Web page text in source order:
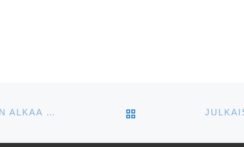
VIRON UUDELLEENITSENÄISTYMISEN JÄLKEEN ALKAA SUOMENLAHDEN YLI AKTIIVINEN KULTTUURIVAIHTO ARTIKKELISIVULLE